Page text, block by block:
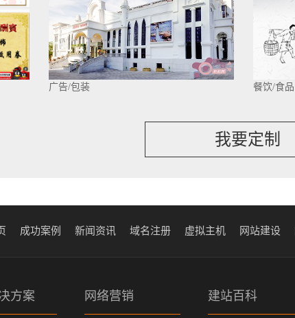
广告/包装 餐饮/食品
我要定制
成功案例 新闻资讯 域名注册 虚拟主机 网站建设
方案 网络营销 建站百科